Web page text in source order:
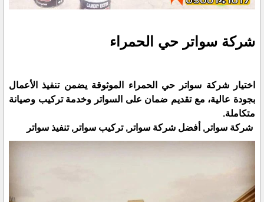
شركة سواتر حي الحمراء
اختيار شركة سواتر حي الحمراء الموثوقة يضمن تنفيذ الأعمال
بجودة عالية، مع تقديم ضمان على السواتر وخدمة تركيب وصيانة
متكاملة.
شركة سواتر, أفضل شركة سواتر, تركيب سواتر, تنفيذ سواتر